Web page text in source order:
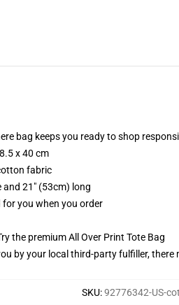
bag keeps you ready to shop
x 40 cm
fabric
21" (53cm) long
for you when you order
the premium All Over Print Tote Bag
by your local third-party fulfiller,
SKU:92776342-US-